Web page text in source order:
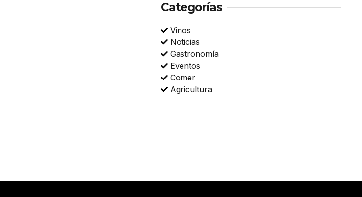
Categorías
Vinos
Noticias
Gastronomía
Eventos
Comer
Agricultura